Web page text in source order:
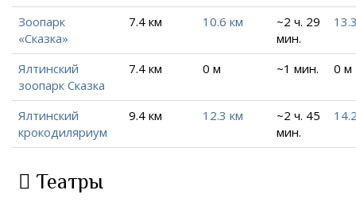
Зоопарк
«Сказка»
7.4 км 10.6 км
~2 ч. 29
мин.
Ялтинский
зоопарк Сказка
7.4 км 0 м ~1 мин. 0 м
Ялтинский
крокодиляриум
9.4 км 12.3 км
~2 ч. 45
мин.
Театры